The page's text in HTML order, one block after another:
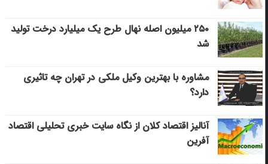
۲۵۰ میلیون اصله نهال طرح یک میلیارد درخت تولید
شد
مشاوره با بهترین وکیل ملکی در تهران چه تاثیری
دارد؟
آنالیز اقتصاد کلان از نگاه سایت خبری تحلیلی اقتصاد
آفرین